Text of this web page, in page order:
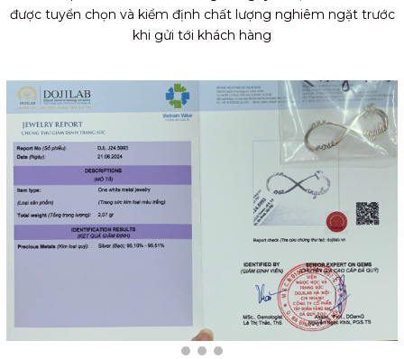
được tuyển chọn và kiểm định chất lượng nghiêm ngặt trước
khi gửi tới khách hàng